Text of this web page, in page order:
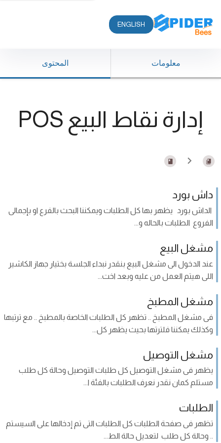
ENGLISH
معلومات المحتوى
إدارة نقاط البيع POS
داش بورد
الداش بورد يظهر بها كل الطلبات ويمكننا البحث بالفرع او بإجمالى
الفروع الطلبات بالحاله و...
مشغل البيع
عند الدخول الى مشغل البيع بنقدر نبداء الجلسة بختيار جهاز الكاشير
اللى هيتم العمل من عليه وبعد اخت...
مشغل المطبخ
فى مشغل المطبخ .. تظهر كل الطلبات الخاصة بالمطبخ .. مع ترتبها
وكذلك يمكننا فلترتها بحيث يظهر كل...
مشغل التوصيل
يظهر فى مشغل التوصيل كل طلبات التوصيل وحالة كل طلب
مستلم كمان نقدر نعرف الطلبات بالفئة ا...
الطلبات
تظهر فى صفحة الطلبات كل الطلبات التى تم إدخالها على السيستم
.. وحالة كل طلب لتعديل حالة الط...